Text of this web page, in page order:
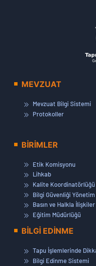
MEVZUAT
Mevzuat Bilgi Sistemi
Protokoller
BİRİMLER
Etik Komisyonu
Lihkab
Kalite Koordinatörlüğü
Bilgi Güvenliği
Basın ve Halkla İlişkiler
Eğitim Müdürlüğü
BİLGİ EDİNME
Tapu İşlemlerinde
Bilgi Edinme Sistemi